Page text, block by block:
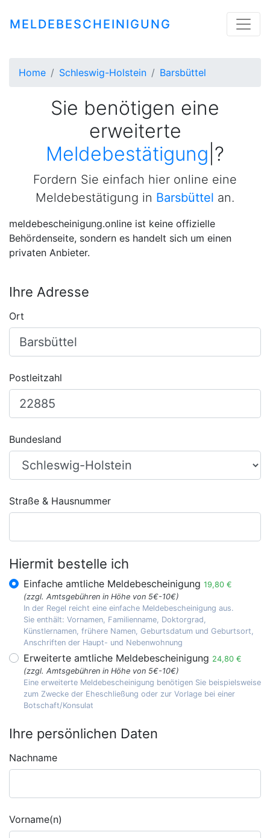
MELDEBESCHEINIGUNG
Home Schleswig-Holstein Barsbüttel
Sie benötigen eine
erweiterte
Meldebestätigung ?
Fordern Sie einfach hier online eine
Meldebestätigung in Barsbüttel an.
meldebescheinigung.online ist keine offizielle
Behördenseite, sondern es handelt sich um einen
privaten Anbieter.
Ihre Adresse
Ort
Postleitzahl
Bundesland
Straße & Hausnummer
Hiermit bestelle ich
Einfache amtliche Meldebescheinigung 19,80 €
(zzgl. Amtsgebühren in Höhe von 5€-10€)
In der Regel reicht eine einfache Meldebescheinigung aus.
Sie enthält: Vornamen, Familienname, Doktorgrad,
Künstlernamen, frühere Namen, Geburtsdatum und Geburtsort,
Anschriften der Haupt- und Nebenwohnung
Erweiterte amtliche Meldebescheinigung 24,80 €
(zzgl. Amtsgebühren in Höhe von 5€-10€)
Eine erweiterte Meldebescheinigung benötigen Sie beispielsweise
zum Zwecke der Eheschließung oder zur Vorlage bei einer
Botschaft/Konsulat
Ihre persönlichen Daten
Nachname
Vorname(n)